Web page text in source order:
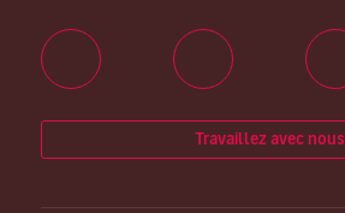
Travaillez avec nous